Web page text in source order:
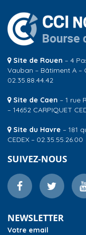
Site de Rouen – 4
Vauban – Bâtiment A –
02.35.88.44.42
Site de Caen – 1 rue
– 14652 CARPIQUET
Site du Havre – 181
CEDEX – 02.35.55.26.00
SUIVEZ-NOUS
NEWSLETTER
Votre email